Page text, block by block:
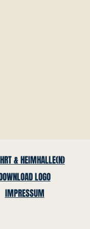
& HEIMHALLE(N)
LOGO
IMPRESSUM